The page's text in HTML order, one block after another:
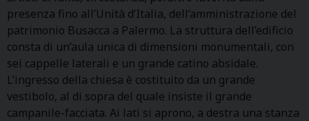
presenza fino all’Unità d’Italia, dell’amministrazione del
patrimonio Busacca a Palermo. La struttura dell’edificio
consta di un’aula unica di dimensioni monumentali, con
sei cappelle laterali e un grande catino absidale.
L’ingresso della chiesa è costituito da un grande
vestibolo, al di sopra del quale insiste il grande
campanile-facciata. Ai lati si aprono, a destra una stanza